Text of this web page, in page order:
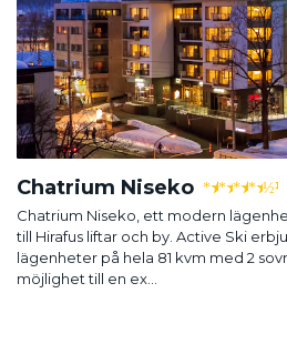
Chatrium Niseko ★★★★ ½
Chatrium Niseko, ett modern
till Hirafus liftar och by. Active Ski
lägenheter på hela 81 kvm med 2
möjlighet till en ex...